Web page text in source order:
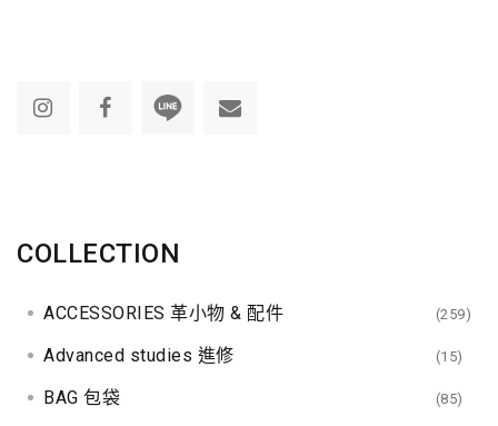
COLLECTION
ACCESSORIES 革小物 & 配件 (259)
Advanced studies 進修 (15)
BAG 包袋 (85)